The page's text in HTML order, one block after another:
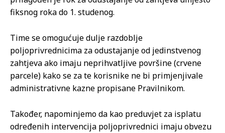
fiksnog roka do 1. studenog.
Time se omogućuje dulje razdoblje
poljoprivrednicima za odustajanje od jedinstvenog
zahtjeva ako imaju neprihvatljive površine (crvene
parcele) kako se za te korisnike ne bi primjenjivale
administrativne kazne propisane Pravilnikom.
Također, napominjemo da kao preduvjet za isplatu
određenih intervencija poljoprivrednici imaju obvezu